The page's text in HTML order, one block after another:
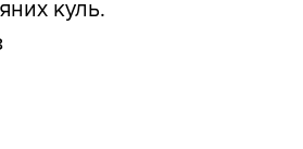
куль.